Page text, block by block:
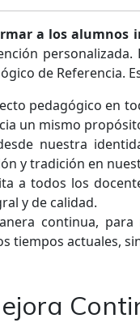
a los alumnos
de Referencia.
pedagógico en
un mismo
nuestra
y tradición en
a todos los
y de calidad.
continua,
tiempos actuales,